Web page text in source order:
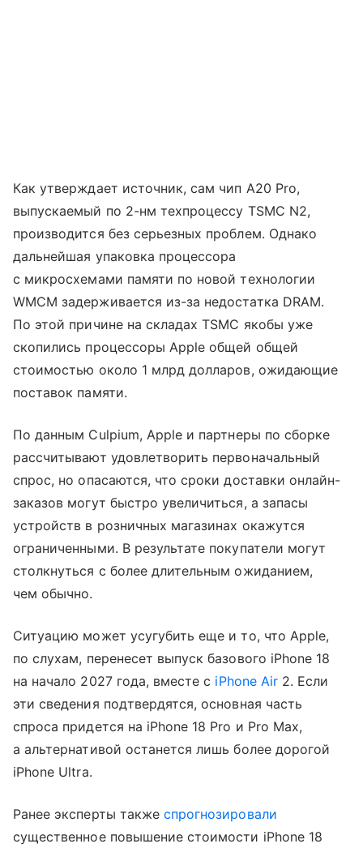
Как утверждает источник, сам чип A20 Pro,
выпускаемый по 2-нм техпроцессу TSMC N2,
производится без серьезных проблем. Однако
дальнейшая упаковка процессора
с микросхемами памяти по новой технологии
WMCM задерживается из-за недостатка DRAM.
По этой причине на складах TSMC якобы уже
скопились процессоры Apple общей общей
стоимостью около 1 млрд долларов, ожидающие
поставок памяти.
По данным Culpium, Apple и партнеры по сборке
рассчитывают удовлетворить первоначальный
спрос, но опасаются, что сроки доставки онлайн-
заказов могут быстро увеличиться, а запасы
устройств в розничных магазинах окажутся
ограниченными. В результате покупатели могут
столкнуться с более длительным ожиданием,
чем обычно.
Ситуацию может усугубить еще и то, что Apple,
по слухам, перенесет выпуск базового iPhone 18
на начало 2027 года, вместе с iPhone Air2. Если
эти сведения подтвердятся, основная часть
спроса придется на iPhone 18 Pro и Pro Max,
а альтернативой останется лишь более дорогой
iPhone Ultra.
Ранее эксперты такжеспрогнозировали
существенное повышение стоимости iPhone 18